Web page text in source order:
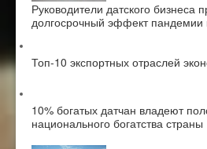
Руководители датского бизнеса
долгосрочный эффект пандемии
Топ-10 экспортных отраслей
10% богатых датчан владеют
национального богатства страны